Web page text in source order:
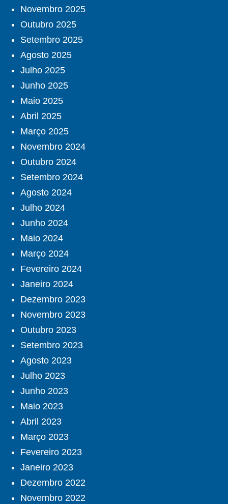
Novembro 2025
Outubro 2025
Setembro 2025
Agosto 2025
Julho 2025
Junho 2025
Maio 2025
Abril 2025
Março 2025
Novembro 2024
Outubro 2024
Setembro 2024
Agosto 2024
Julho 2024
Junho 2024
Maio 2024
Março 2024
Fevereiro 2024
Janeiro 2024
Dezembro 2023
Novembro 2023
Outubro 2023
Setembro 2023
Agosto 2023
Julho 2023
Junho 2023
Maio 2023
Abril 2023
Março 2023
Fevereiro 2023
Janeiro 2023
Dezembro 2022
Novembro 2022